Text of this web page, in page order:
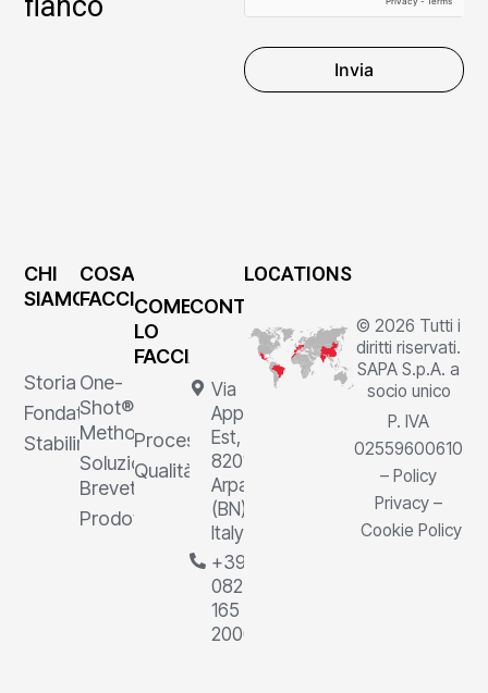
Invia
CHI
SIAMO
Storia
Fondatore
Stabilimenti
COSA
FACCIAMO
One-
Shot®
Method
Soluzioni
Brevettate
Prodotti
COME
LO
FACCIAMO
Processi
Qualità
CONTATTI
Via
Appia
Est, 1,
82011
Arpaia
(BN),
Italy
+39
0823
165
2000
LOCATIONS
© 2026 Tutti i
diritti riservati.
SAPA S.p.A. a
socio unico
P. IVA
02559600610
–Policy
Privacy –
Cookie Policy